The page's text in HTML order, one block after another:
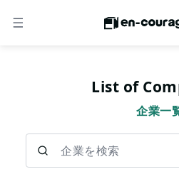
メニュー
List of
企業一